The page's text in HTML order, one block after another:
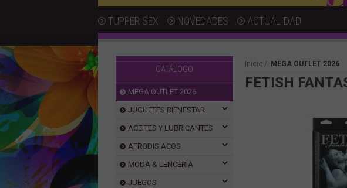
TUPPER SEX NOVEDADES ACTUALIDAD
CATÁLOGO
MEGA OUTLET 2026
JUGUETES BIENESTAR
ACEITES Y LUBRICANTES
AFRODISIACOS
MODA & LENCERÍA
JUEGOS
Inicio MEGA OUTLET 2026
FETISH